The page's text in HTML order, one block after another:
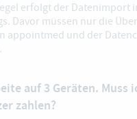
erfolgt der Datenimport
Davor müssen nur die
appointmed und der
auf 3 Geräten. Muss
zahlen?